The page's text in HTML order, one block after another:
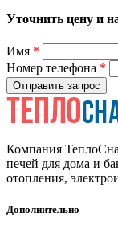
Уточнить цену и
Имя *
Номер телефона *
Отправить запрос
Компания
печей для дома и
отопления,
Дополнительно